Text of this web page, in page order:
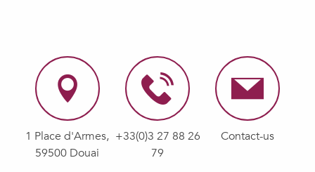
1 Place d'Armes,
59500 Douai
+33(0)3 27 88 26
79
Contact-us